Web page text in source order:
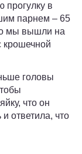
прогулку в
парнем – 65
мы вышли на
крошечной
головы
что он
ответила, что